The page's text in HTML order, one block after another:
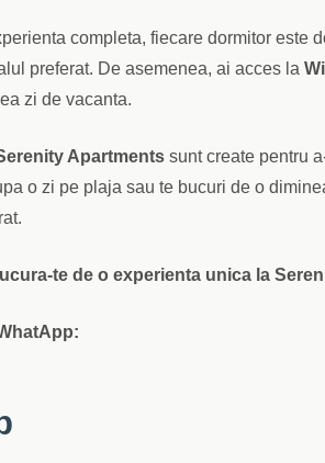
completa, fiecare dormitor este
preferat. De asemenea, ai acces la
zi de vacanta.
Apartments sunt create pentru
o zi pe plaja sau te bucuri de o
te de o experienta unica la